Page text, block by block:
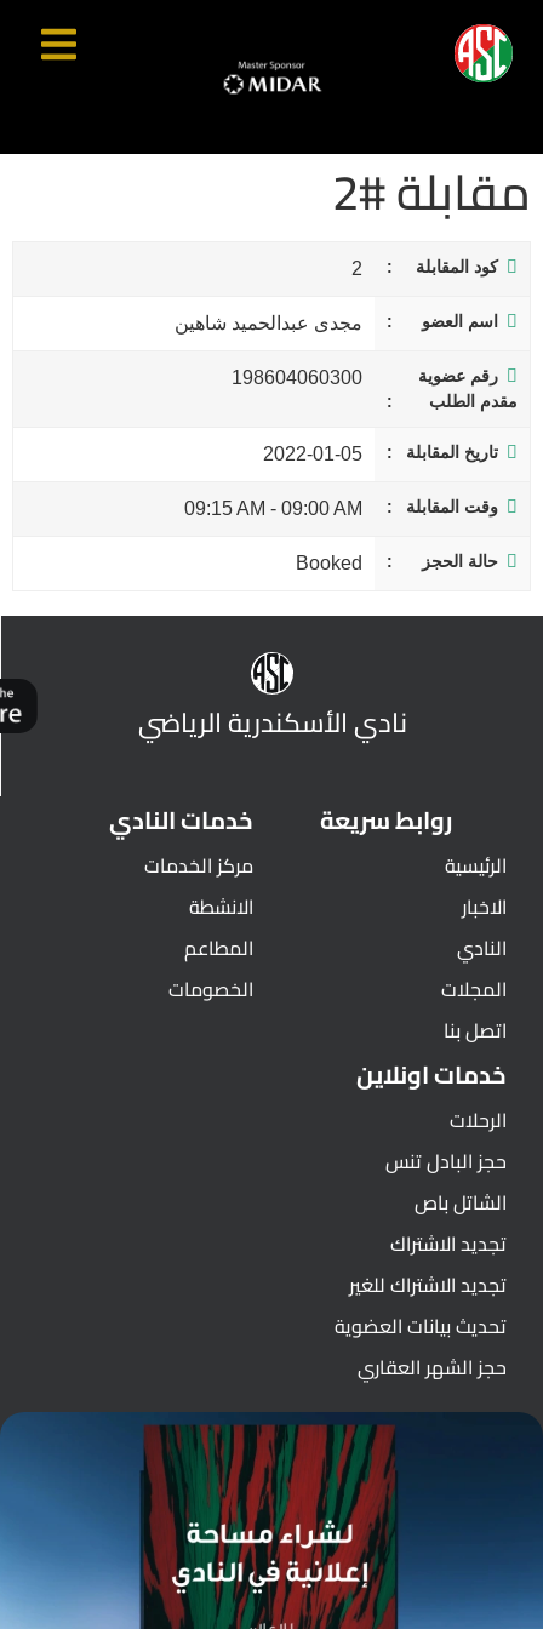
مقابلة #2
كود المقابلة 2
اسم العضو مجدى عبدالحميد شاهين
رقم عضوية
مقدم الطلب
198604060300
تاريخ المقابلة 2022-01-05
وقت المقابلة 09:00 AM
-
09:15 AM
حالة الحجز Booked
نادي الأسكندرية الرياضي
روابط سريعة
الرئيسية
الاخبار
النادي
المجلات
اتصل بنا
خدمات النادي
مركز الخدمات
الانشطة
المطاعم
الخصومات
خدمات اونلاين
الرحلات
حجز البادل تنس
الشاتل باص
تجديد الاشتراك
تجديد الاشتراك للغير
تحديث بيانات العضوية
حجز الشهر العقاري